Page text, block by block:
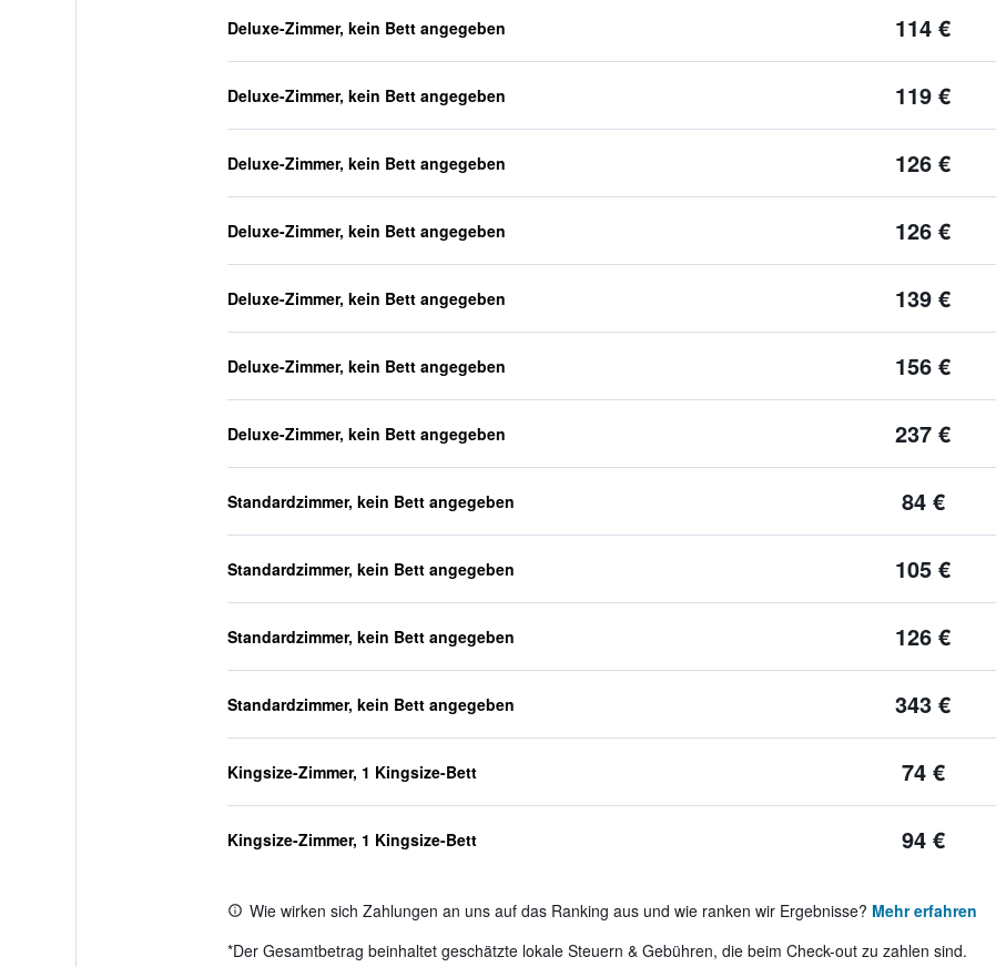
Deluxe-Zimmer, kein Bett angegeben 114 €
Deluxe-Zimmer, kein Bett angegeben 119 €
Deluxe-Zimmer, kein Bett angegeben 126 €
Deluxe-Zimmer, kein Bett angegeben 126 €
Deluxe-Zimmer, kein Bett angegeben 139 €
Deluxe-Zimmer, kein Bett angegeben 156 €
Deluxe-Zimmer, kein Bett angegeben 237 €
Standardzimmer, kein Bett angegeben 84 €
Standardzimmer, kein Bett angegeben 105 €
Standardzimmer, kein Bett angegeben 126 €
Standardzimmer, kein Bett angegeben 343 €
Kingsize-Zimmer, 1 Kingsize-Bett 74 €
Kingsize-Zimmer, 1 Kingsize-Bett 94 €
Wie wirken sich Zahlungen an uns auf das Ranking aus und wie ranken wir Ergebnisse? Mehr erfahren
*Der Gesamtbetrag beinhaltet geschätzte lokale Steuern & Gebühren, die beim Check-out zu zahlen sind.